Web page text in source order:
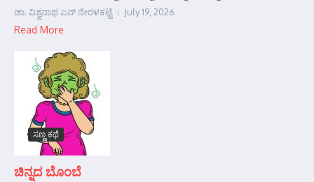
ಡಾ. ವಿಶ್ವನಾಥ ಎನ್ ನೇರಳಕಟ್ಟೆ July 19, 2026
Read More
ಸಣ್ಣ ಕಥೆ
ಚಿನ್ನದ ಬೊಂಬೆ